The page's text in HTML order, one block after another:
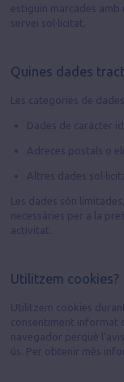
estiguin marcades
servei sol·licitat.
Quines dades
Les categories de
Dades de caràcter
Adreces postals o
Altres dades
Les dades són
necessàries per a la
activitat.
Utilitzem cookies?
Utilitzem cookies
consentiment informat
navegador perquè
ús. Per obtenir més